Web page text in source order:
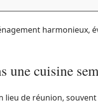
harmonieux,
une cuisine
lieu de réunion,